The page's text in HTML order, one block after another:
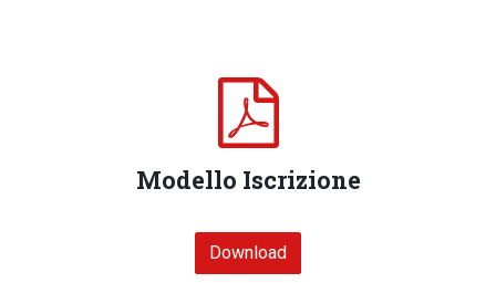
Modello Iscrizione
Download